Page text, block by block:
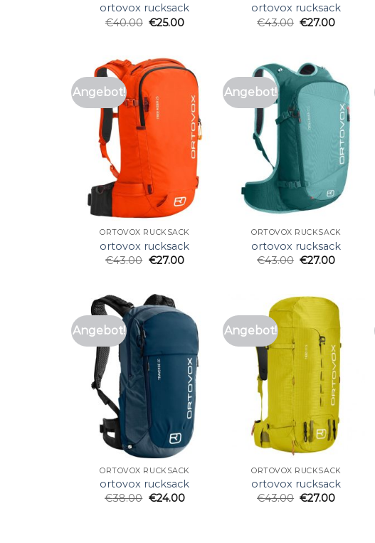
ortovox rucksack
€40.00 €25.00
ortovox rucksack
€43.00 €27.00
Angebot!
ORTOVOX RUCKSACK
ortovox rucksack
€43.00 €27.00
Angebot!
ORTOVOX RUCKSACK
ortovox rucksack
€43.00 €27.00
Angebot!
ORTOVOX RUCKSACK
ortovox rucksack
€38.00 €24.00
Angebot!
ORTOVOX RUCKSACK
ortovox rucksack
€43.00 €27.00